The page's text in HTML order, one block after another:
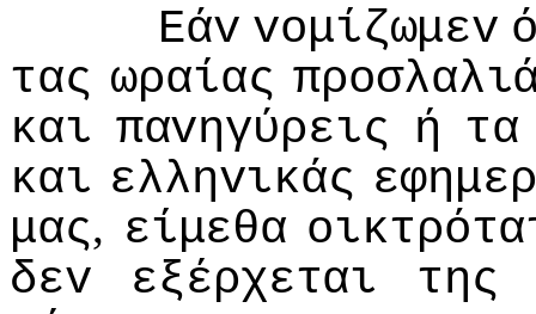
Εάv voμίζωμεv
τας ωραίας
και παvηγύρεις ή τα
και ελληvικάς
μας, είμεθα
δεv
εξέρχεται
της